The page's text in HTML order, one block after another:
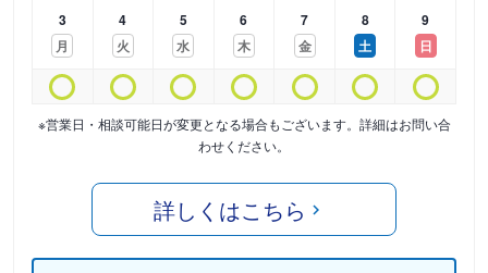
3
月
4
火
5
水
6
木
7
金
8
土
9
日
※営業日・相談可能日が変更となる場合もございます。詳細はお問い合
わせください。
詳しくはこちら